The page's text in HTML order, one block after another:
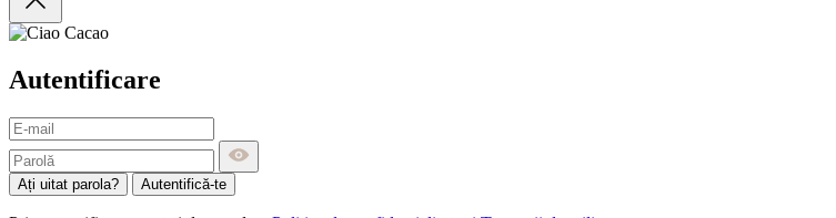
Autentificare
Ați uitat parola? Autentifică-te